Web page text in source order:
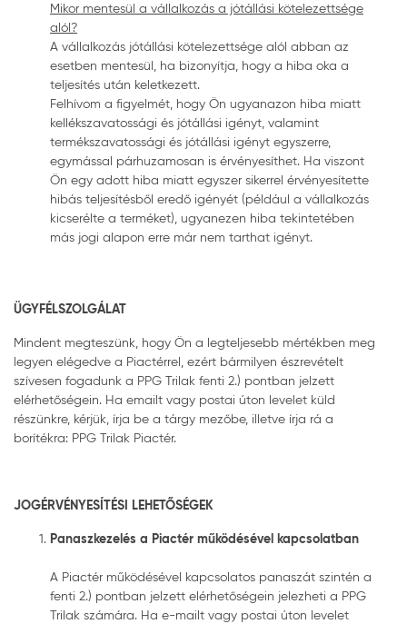
Mikor mentesül a vállalkozás a jótállási kötelezettsége
alól?
A vállalkozás jótállási kötelezettsége alól abban az
esetben mentesül, ha bizonyítja, hogy a hiba oka a
teljesítés után keletkezett.
Felhívom a figyelmét, hogy Ön ugyanazon hiba miatt
kellékszavatossági és jótállási igényt, valamint
termékszavatossági és jótállási igényt egyszerre,
egymással párhuzamosan is érvényesíthet. Ha viszont
Ön egy adott hiba miatt egyszer sikerrel érvényesítette
hibás teljesítésből eredő igényét (például a vállalkozás
kicserélte a terméket), ugyanezen hiba tekintetében
más jogi alapon erre már nem tarthat igényt.
ÜGYFÉLSZOLGÁLAT
Mindent megteszünk, hogy Ön a legteljesebb mértékben meg
legyen elégedve a Piactérrel, ezért bármilyen észrevételt
szívesen fogadunk a PPG Trilak fenti 2.) pontban jelzett
elérhetőségein. Ha emailt vagy postai úton levelet küld
részünkre, kérjük, írja be a tárgy mezőbe, illetve írja rá a
borítékra: PPG Trilak Piactér.
JOGÉRVÉNYESÍTÉSI LEHETŐSÉGEK
Panaszkezelés a Piactér működésével kapcsolatban
A Piactér működésével kapcsolatos panaszát szintén a
fenti 2.) pontban jelzett elérhetőségein jelezheti a PPG
Trilak számára. Ha e-mailt vagy postai úton levelet